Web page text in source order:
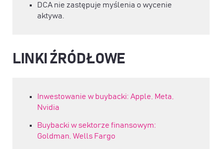
DCA nie zastępuje myślenia o wycenie
aktywa.
LINKI ŹRÓDŁOWE
Inwestowanie w buybacki: Apple, Meta,
Nvidia
Buybacki w sektorze finansowym:
Goldman, Wells Fargo